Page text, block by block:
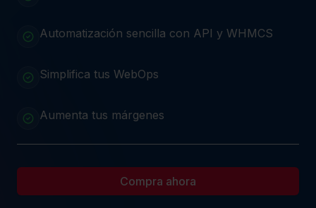
Automatización sencilla con API y WHMCS
Simplifica tus WebOps
Aumenta tus márgenes
Compra ahora